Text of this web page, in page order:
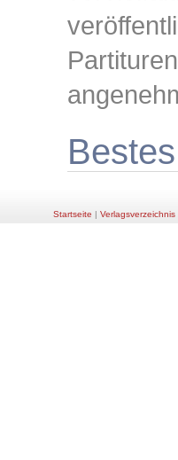
Startseite | Verlagsverzeichnis